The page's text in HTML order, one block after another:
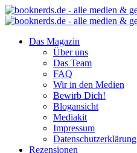
Das Magazin
Über uns
Das Team
FAQ
Wir in den Medien
Bewirb Dich!
Blogansicht
Mediakit
Impressum
Datenschutzerklärung
Rezensionen